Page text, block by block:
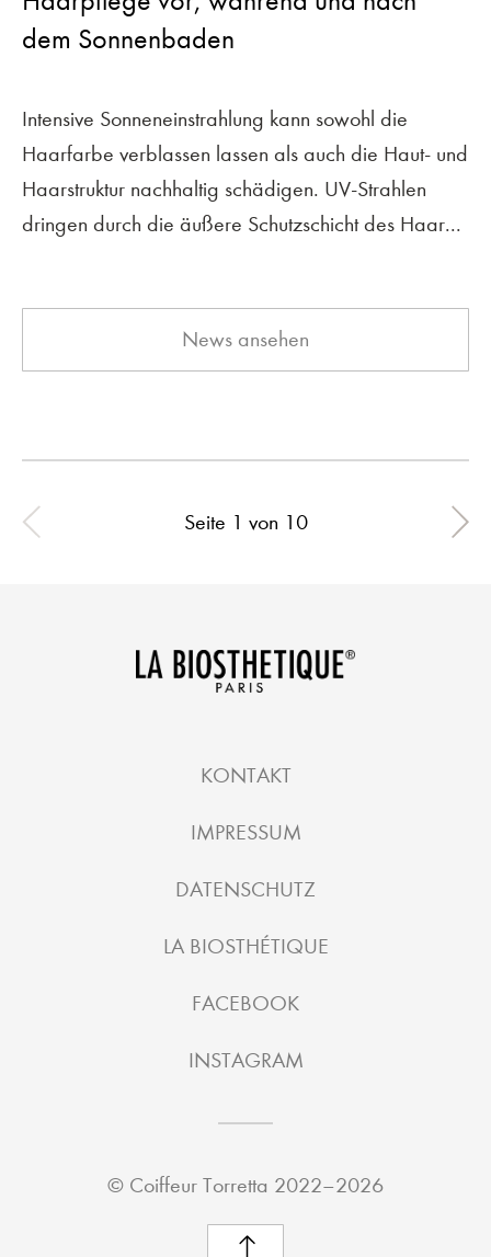
dem Sonnenbaden
Intensive Sonneneinstrahlung kann sowohl die
Haarfarbe verblassen lassen als auch die Haut- und
Haarstruktur nachhaltig schädigen. UV-Strahlen
dringen durch die äußere Schutzschicht des Haar...
News ansehen
Seite 1 von 10
KONTAKT
IMPRESSUM
DATENSCHUTZ
LA BIOSTHÉTIQUE
FACEBOOK
INSTAGRAM
© Coiffeur Torretta 2022–2026